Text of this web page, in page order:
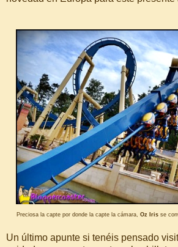
Preciosa la capte por donde la capte la cámara, Oz Irisse
Un último apunte si tenéis pensado